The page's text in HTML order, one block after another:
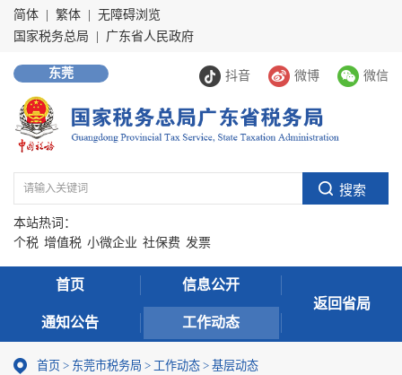
简体 繁体
无障碍浏览
国家税务总局
广东省人民政府
抖音 微博 微信
东莞
本站热词：
个税 增值税 小微企业 社保费 发票
首页 信息公开
通知公告 工作动态
返回省局
首页 > 东莞市税务局 > 工作动态 > 基层动态